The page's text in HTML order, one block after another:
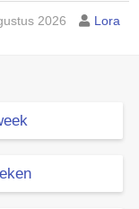
2026 Lora